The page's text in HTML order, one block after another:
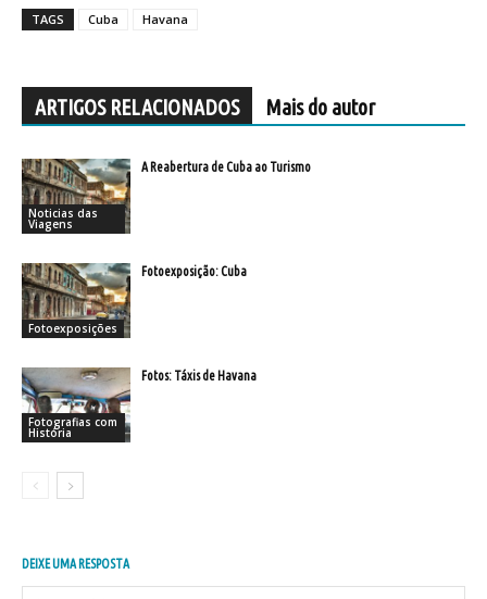
TAGS Cuba Havana
ARTIGOS RELACIONADOS Mais do autor
Noticias das
Viagens
A Reabertura de Cuba ao Turismo
Fotoexposições
Fotoexposição: Cuba
Fotografias com
História
Fotos: Táxis de Havana
DEIXE UMA RESPOSTA